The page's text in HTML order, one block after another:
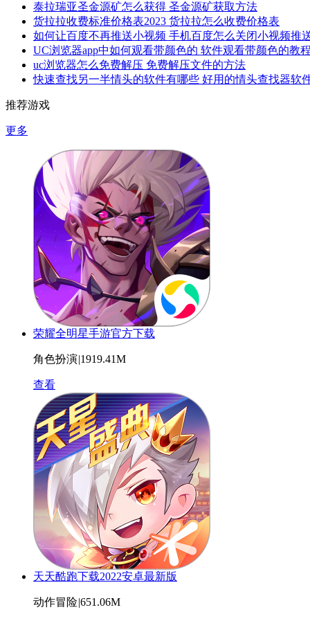
泰拉瑞亚圣金源矿怎么获得 圣金源矿获取方法
货拉拉收费标准价格表2023 货拉拉怎么收费价格表
如何让百度不再推送小视频 手机百度怎么关闭小视频推
UC浏览器app中如何观看带颜色的 软件观看带颜色的教程
uc浏览器怎么免费解压 免费解压文件的方法
快速查找另一半情头的软件有哪些 好用的情头查找器软
推荐游戏
更多
荣耀全明星手游官方下载
角色扮演|1919.41M
查看
天天酷跑下载2022安卓最新版
动作冒险|651.06M